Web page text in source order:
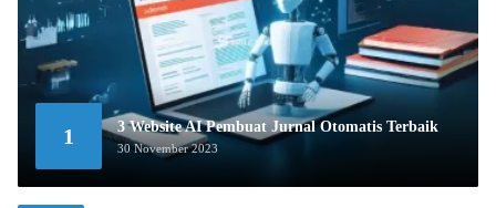
1 3 Website AI Pembuat Jurnal Otomatis Terbaik
30 November 2023